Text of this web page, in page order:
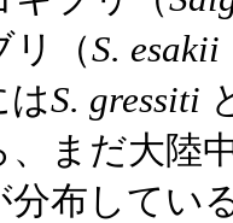
リ（S. esakii
はS. gressiti
、まだ大陸
分布してい